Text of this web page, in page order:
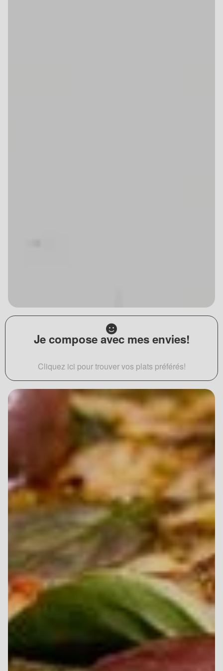
Je compose avec mes envies!
Cliquez ici pour trouver vos plats préférés!